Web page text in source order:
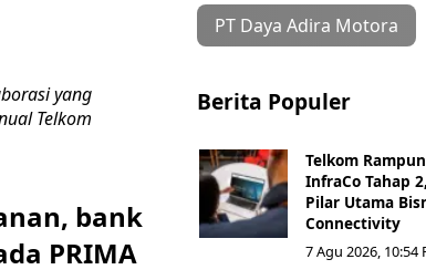
yang
Telkom
bank
PRIMA
PT Daya Adira Motora
Berita Populer
Telkom
InfraCo Tahap
Pilar Utama
Connectivity
7 Agu 2026, 10:54